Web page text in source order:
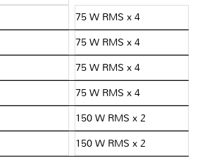
75 W RMS x 4
75 W RMS x 4
75 W RMS x 4
75 W RMS x 4
150 W RMS x 2
150 W RMS x 2